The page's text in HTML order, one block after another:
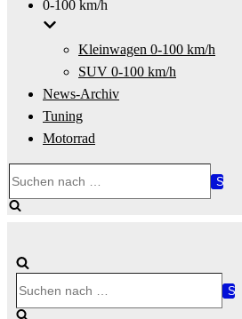
0-100 km/h
Kleinwagen 0-100 km/h
SUV 0-100 km/h
News-Archiv
Tuning
Motorrad
nach …
nach …